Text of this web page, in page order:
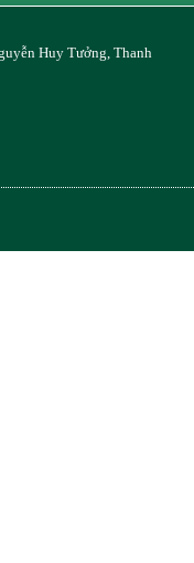
Huy Tưởng, Thanh